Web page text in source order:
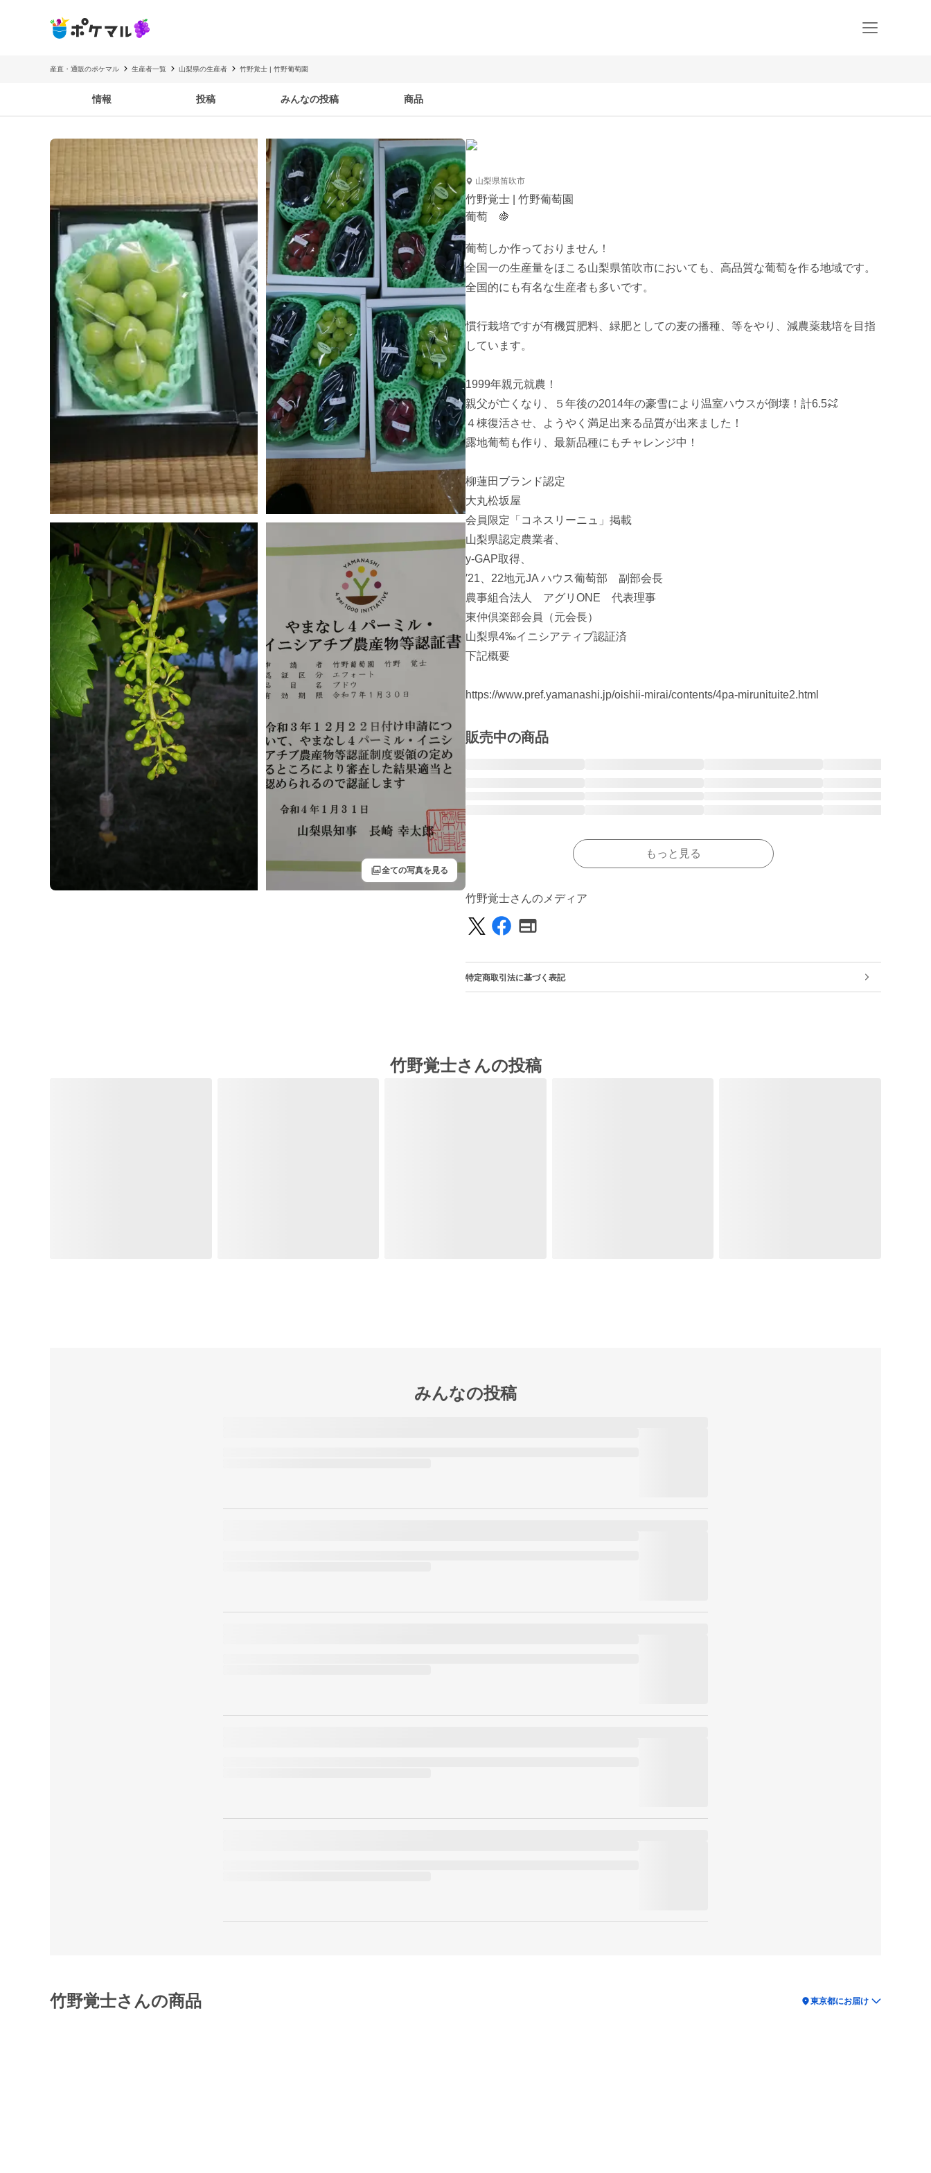
産直・通販のポケマル 生産者一覧 山梨県の生産者 竹野覚士 | 竹野葡萄園
情報 投稿 みんなの投稿 商品
filter全ての写真を見る
山梨県笛吹市
竹野覚士 | 竹野葡萄園
葡萄 🍇
葡萄しか作っておりません！
全国一の生産量をほこる山梨県笛吹市においても、高品質な葡萄を作る地域です。
全国的にも有名な生産者も多いです。
慣行栽培ですが有機質肥料、緑肥としての麦の播種、等をやり、減農薬栽培を目指
しています。
1999年親元就農！
親父が亡くなり、５年後の2014年の豪雪により温室ハウスが倒壊！計6.5㌶
４棟復活させ、ようやく満足出来る品質が出来ました！
露地葡萄も作り、最新品種にもチャレンジ中！
柳蓮田ブランド認定
大丸松坂屋
会員限定「コネスリーニュ」掲載
山梨県認定農業者、
y-GAP取得、
′21、22地元JA ハウス葡萄部　副部会長
農事組合法人　アグリONE　代表理事
東仲倶楽部会員（元会長）
山梨県4‰イニシアティブ認証済
下記概要
https://www.pref.yamanashi.jp/oishii-mirai/contents/4pa-mirunituite2.html
販売中の商品
もっと見る
竹野覚士さんのメディア
特定商取引法に基づく表記
竹野覚士さんの投稿
みんなの投稿
竹野覚士さんの商品 location_on東京都にお届け